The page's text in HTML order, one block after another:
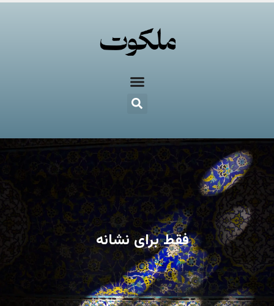
فقط برای نشانه